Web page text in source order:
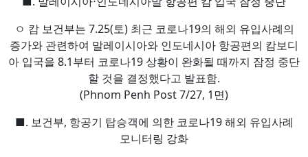
ㅇ 캄 보건부는 7.25(토) 최근 코로나19의 해외 유입사례의
증가와 관련하여 말레이시아와 인도네시아 항공편의 캄보디
아 입국을 8.1부터 코로나19 상황이 완화될 때까지 잠정 중단
할 것을 결정했다고 발표함.
(Phnom Penh Post 7/27, 1면)
■. 보건부, 항공기 탑승객에 의한 코로나19 해외 유입사례
모니터링 강화